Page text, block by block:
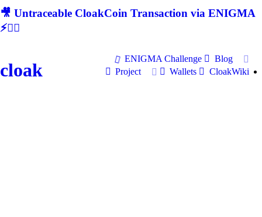
🎥 Untraceable CloakCoin Transaction via ENIGMA
⚡🕵‍♂
cloak
ENIGMA Challenge
Blog
Project
Wallets CloakWiki